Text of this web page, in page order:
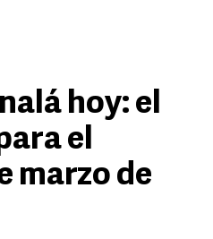
hoy: el
el
marzo de